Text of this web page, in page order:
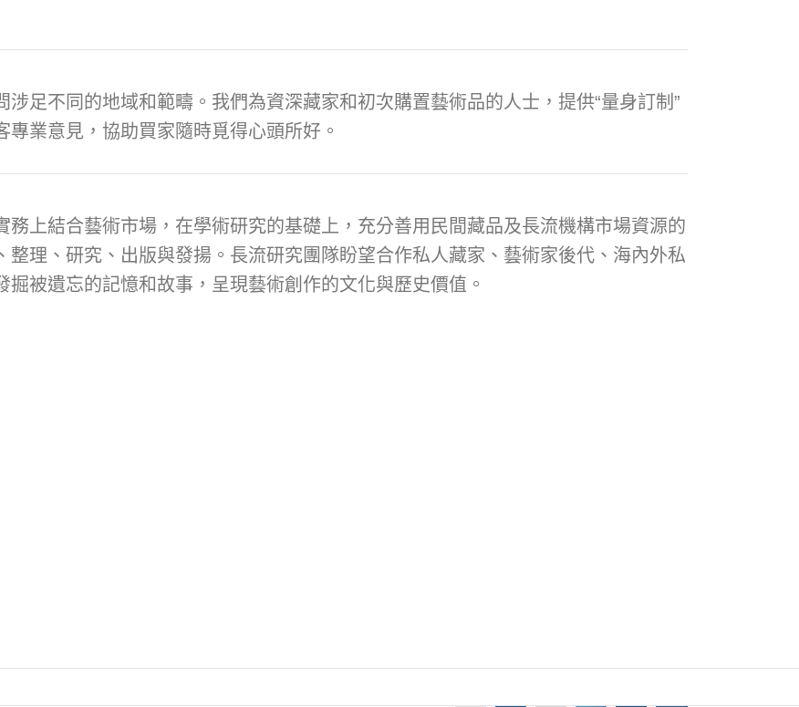
足不同的地域和範疇。我們為資深藏家和初次購置藝術品的人士，提供“量身訂制”
業意見，協助買家隨時覓得心頭所好。
務上結合藝術市場，在學術研究的基礎上，充分善用民間藏品及長流機構市場資源的
理、研究、出版與發揚。長流研究團隊盼望合作私人藏家、藝術家後代、海內外私
被遺忘的記憶和故事，呈現藝術創作的文化與歷史價值。